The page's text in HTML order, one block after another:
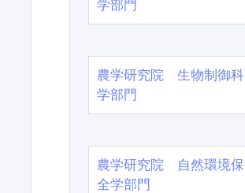
学部門
農学研究院 生物制御科
学部門
農学研究院 自然環境保
全学部門